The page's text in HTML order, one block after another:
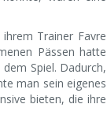
Trainer Favre
Pässen hatte
Spiel. Dadurch,
man sein eigenes
bieten, die ihre